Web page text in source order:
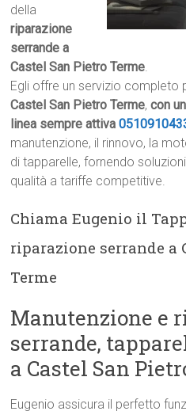
della
riparazione
serrande a
Castel San Pietro Terme.
Egli offre un servizio completo
Castel San Pietro Terme, con
linea sempre attiva
manutenzione, il rinnovo, la
di tapparelle, fornendo
qualità a tariffe competitive.
Chiama Eugenio il
riparazione serrande a
Terme
Manutenzione e
serrande,
a Castel San
Eugenio assicura il perfetto